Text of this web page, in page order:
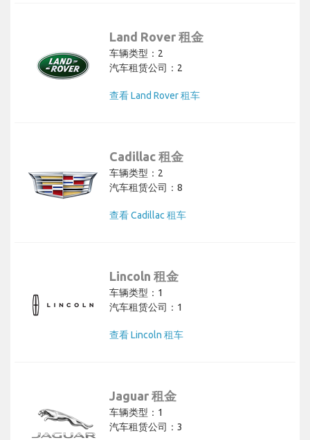
Land Rover 租金
车辆类型：2
汽车租赁公司：2
查看 Land Rover 租车
Cadillac 租金
车辆类型：2
汽车租赁公司：8
查看 Cadillac 租车
Lincoln 租金
车辆类型：1
汽车租赁公司：1
查看 Lincoln 租车
Jaguar 租金
车辆类型：1
汽车租赁公司：3